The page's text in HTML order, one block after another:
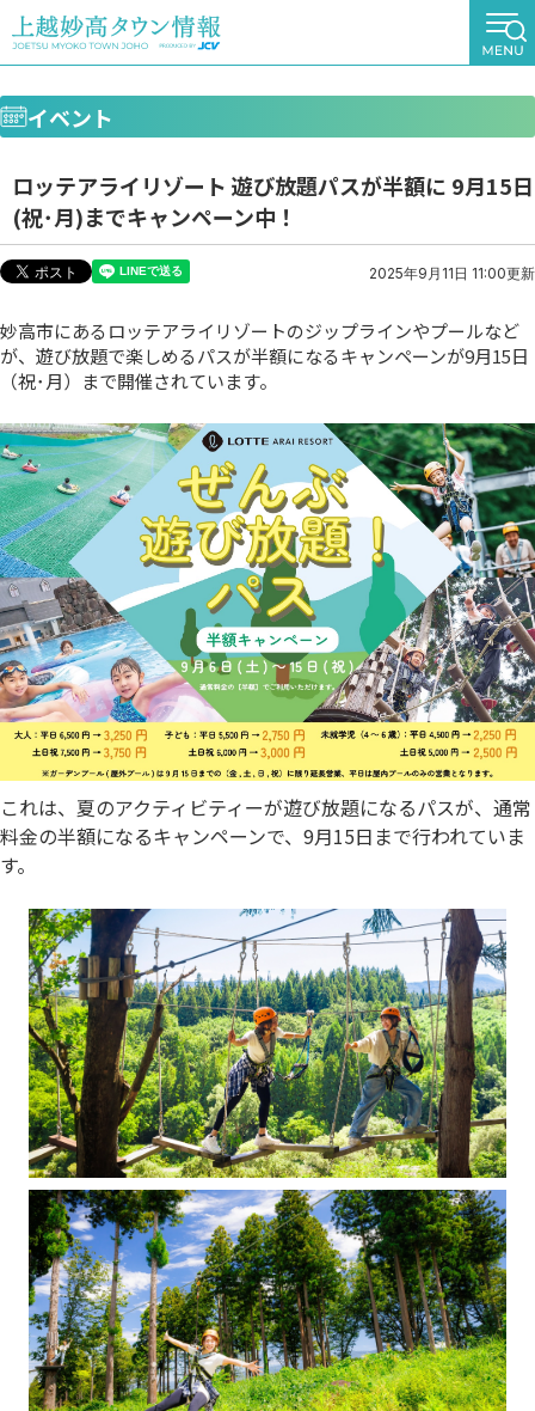
イベント
ロッテアライリゾート 遊び放題パスが半額に 9月15日
(祝･月)までキャンペーン中！
2025年9月11日 11:00更新
妙高市にあるロッテアライリゾートのジップラインやプールなど
が、遊び放題で楽しめるパスが半額になるキャンペーンが9月15日
（祝･月）まで開催されています。
これは、夏のアクティビティーが遊び放題になるパスが、通常
料金の半額になるキャンペーンで、9月15日まで行われていま
す。